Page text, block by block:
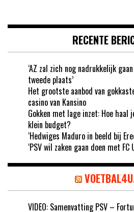
RECENTE
‘AZ zal zich nog nadrukkelijk
tweede plaats’
Het grootste aanbod van
casino van Kansino
Gokken met lage inzet: Hoe haal
klein budget?
‘Hedwiges Maduro in beeld bij
‘PSV wil zaken gaan doen met FC
VIDEO: Samenvatting PSV –